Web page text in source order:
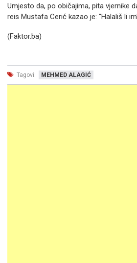
Umjesto da, po običajima, pita vjernike
reis Mustafa Cerić kazao je: "Halališ li
(Faktor.ba)
Tagovi: MEHMED ALAGIĆ